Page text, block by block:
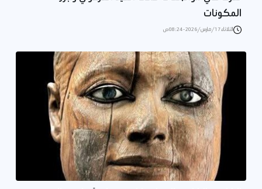
المكونات
الثلاثاء 17/مارس/2026 - 08:24 ص